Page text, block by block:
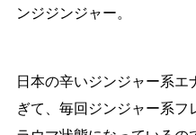
ンジジンジャー。
日本の辛いジンジャー系
ぎて、毎回ジンジャー系フ